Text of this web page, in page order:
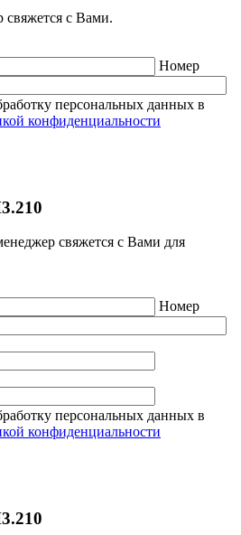
с Вами.
Номер
персональных данных в
конфиденциальности
свяжется с Вами для
Номер
персональных данных в
конфиденциальности